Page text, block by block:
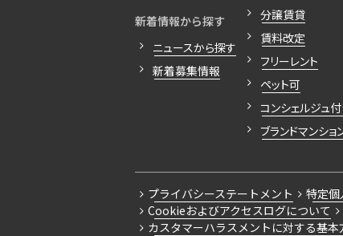
新着情報から探す
ニュースから探す
新着募集情報
分譲賃貸
賃料改定
フリーレント
ペット可
コンシェルジュ付
ブランドマンショ
プライバシーステートメント 特定個
Cookieおよびアクセスログについて
カスタマーハラスメントに対する基本